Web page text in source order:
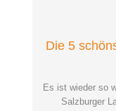
Die 5
Es ist wieder so
Salzburger